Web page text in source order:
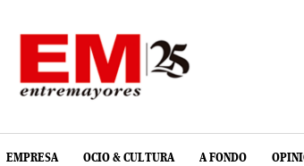
EMPRESA OCIO & CULTURA A FONDO